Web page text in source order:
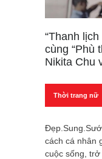
“Thanh
cùng “Phù
Nikita Chu
Thời trang nữ
cách cá nhân
cuộc sống,